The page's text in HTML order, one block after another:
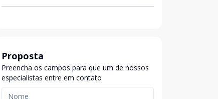
Proposta
Preencha os campos para que um de nossos
especialistas entre em contato